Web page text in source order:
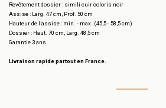
Revêtement dossier : simili cuir coloris noir
Assise : Larg. 47 cm, Prof. 50 cm
Hauteur de l’assise : min. - max. (45,5 - 58,5 cm)
Dossier : Haut. 70 cm, Larg. 48,5 cm
Garantie 3 ans
Livraison rapide partout en France.